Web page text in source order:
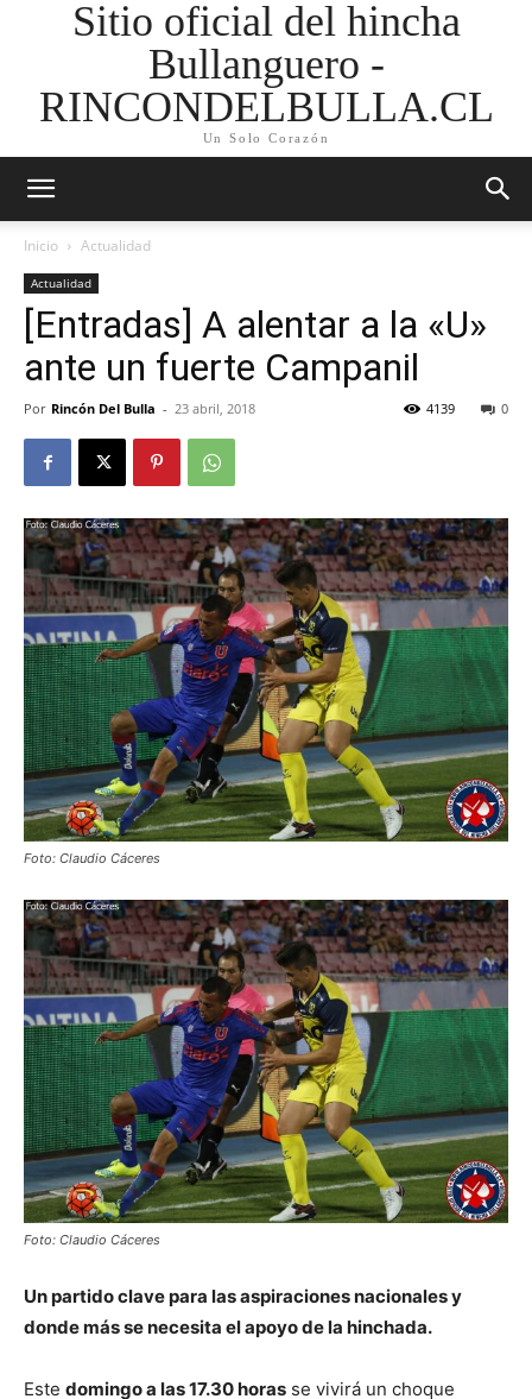
Sitio oficial del hincha
Bullanguero -
RINCONDELBULLA.CL
Un Solo Corazón
Inicio Actualidad
Actualidad
[Entradas] A alentar a la «U»
ante un fuerte Campanil
Por Rincón Del Bulla - 23 abril, 2018 0
4139
Foto: Claudio Cáceres
Foto: Claudio Cáceres
Un partido clave para las aspiraciones nacionales y
donde más se necesita el apoyo de la hinchada.
Este domingo a las 17.30 horas se vivirá un choque